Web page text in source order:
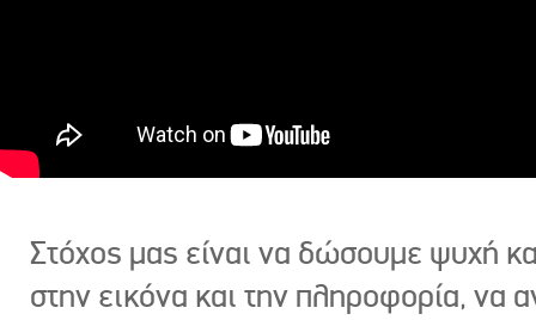
Στόχος μας είναι να δώσουμε ψυχή
στην εικόνα και την πληροφορία, να